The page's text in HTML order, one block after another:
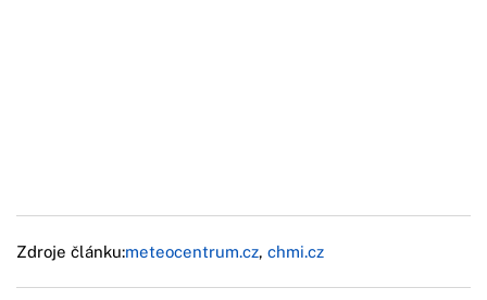
Zdroje článku:meteocentrum.cz, chmi.cz